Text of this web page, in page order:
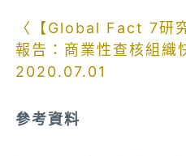
〈【Global Fact 7研
報告：商業性查核組織
2020.07.01
參考資料